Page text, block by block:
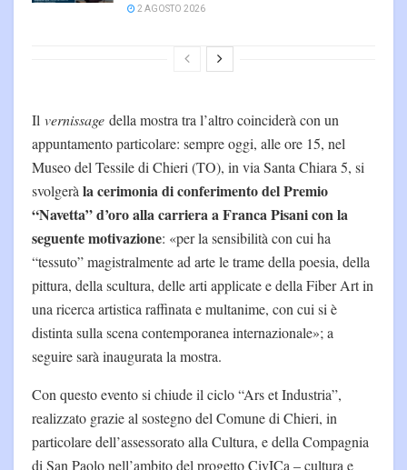
2 AGOSTO 2026
Il vernissage della mostra tra l’altro coinciderà con un
appuntamento particolare: sempre oggi, alle ore 15, nel
Museo del Tessile di Chieri (TO), in via Santa Chiara 5, si
svolgerà la cerimonia di conferimento del Premio
“Navetta” d’oro alla carriera a Franca Pisani con la
seguente motivazione: «per la sensibilità con cui ha
“tessuto” magistralmente ad arte le trame della poesia, della
pittura, della scultura, delle arti applicate e della Fiber Art in
una ricerca artistica raffinata e multanime, con cui si è
distinta sulla scena contemporanea internazionale»; a
seguire sarà inaugurata la mostra.
Con questo evento si chiude il ciclo “Ars et Industria”,
realizzato grazie al sostegno del Comune di Chieri, in
particolare dell’assessorato alla Cultura, e della Compagnia
di San Paolo nell’ambito del progetto CivICa – cultura e